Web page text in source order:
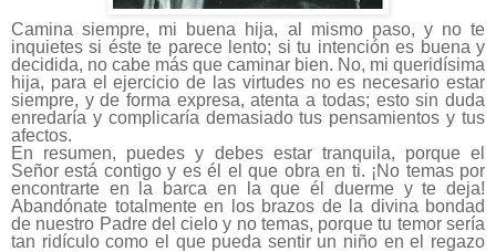
Camina siempre, mi buena hija, al mismo paso, y no te
inquietes si éste te parece lento; si tu intención es buena y
decidida, no cabe más que caminar bien. No, mi queridísima
hija, para el ejercicio de las virtudes no es necesario estar
siempre, y de forma expresa, atenta a todas; esto sin duda
enredaría y complicaría demasiado tus pensamientos y tus
afectos.
En resumen, puedes y debes estar tranquila, porque el
Señor está contigo y es él el que obra en ti. ¡No temas por
encontrarte en la barca en la que él duerme y te deja!
Abandónate totalmente en los brazos de la divina bondad
de nuestro Padre del cielo y no temas, porque tu temor sería
tan ridículo como el que pueda sentir un niño en el regazo